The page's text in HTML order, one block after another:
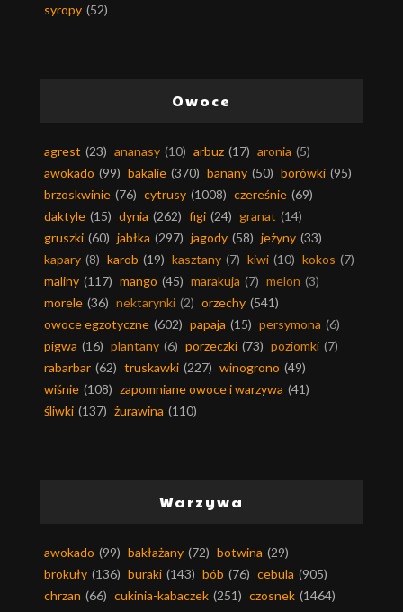
syropy (52)
Owoce
agrest (23) ananasy (10) arbuz (17) aronia (5)
awokado (99) bakalie (370) banany (50) borówki (95)
brzoskwinie (76) cytrusy (1008) czereśnie (69)
daktyle (15) dynia (262) figi (24) granat (14)
gruszki (60) jabłka (297) jagody (58) jeżyny (33)
kapary (8) karob (19) kasztany (7) kiwi (10) kokos (7)
maliny (117) mango (45) marakuja (7) melon (3)
morele (36) nektarynki (2) orzechy (541)
owoce egzotyczne (602) papaja (15) persymona (6)
pigwa (16) plantany (6) porzeczki (73) poziomki (7)
rabarbar (62) truskawki (227) winogrono (49)
wiśnie (108) zapomniane owoce i warzywa (41)
śliwki (137) żurawina (110)
Warzywa
awokado (99) bakłażany (72) botwina (29)
brokuły (136) buraki (143) bób (76) cebula (905)
chrzan (66) cukinia-kabaczek (251) czosnek (1464)